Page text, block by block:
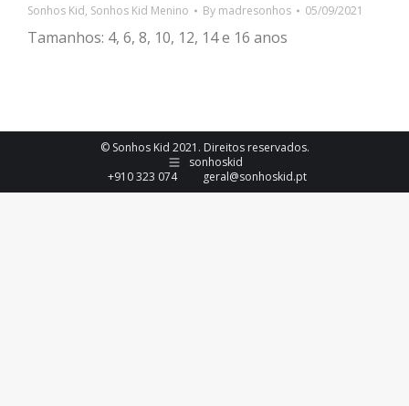
Sonhos Kid, Sonhos Kid Menino By madresonhos 05/09/2021
Tamanhos: 4, 6, 8, 10, 12, 14 e 16 anos
© Sonhos Kid 2021. Direitos reservados.
sonhoskid
+910 323 074
geral@sonhoskid.pt